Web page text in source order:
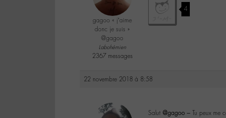
gagoo « j’aime
donc je suis »
@gagoo
Labohémien
2367 messages
4
22 novembre 2018 à 8:58
Salut @gagoo – Tu peux me